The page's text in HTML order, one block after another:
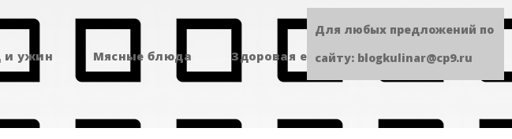
и ужин Мясные блюда Здоровая еда Сладенькое
Для любых предложений по
сайту: blogkulinar@cp9.ru